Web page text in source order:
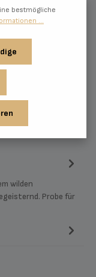
wilden
Probe für
bestmögliche
...